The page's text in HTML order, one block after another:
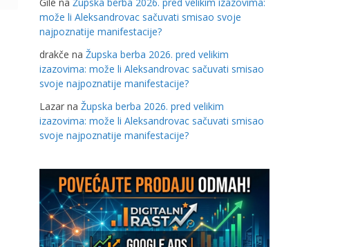
može li Aleksandrovac sačuvati smisao svoje
najpoznatije manifestacije?
drakče na Župska berba 2026. pred velikim
izazovima: može li Aleksandrovac sačuvati smisao
svoje najpoznatije manifestacije?
Lazar na Župska berba 2026. pred velikim
izazovima: može li Aleksandrovac sačuvati smisao
svoje najpoznatije manifestacije?